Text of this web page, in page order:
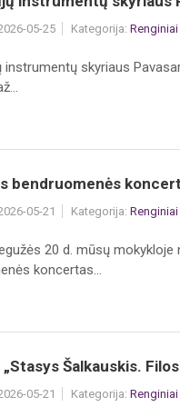
05-25 Kategorija: Renginiai
instrumentų skyriaus
bendruomenės
05-21 Kategorija: Renginiai
20 d. mūsų
koncertas...
Šalkauskis.
05-21 Kategorija: Renginiai